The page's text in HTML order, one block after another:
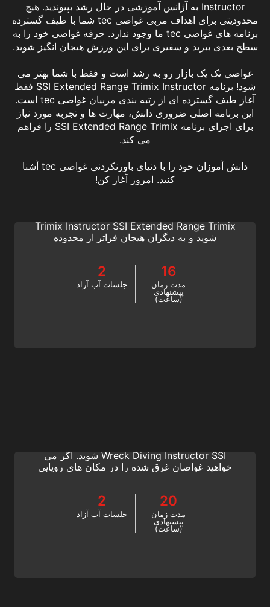
Instructor به آژانس آموزشی در حال رشد بپیوندید. هیچ
محدودیتی برای اهداف مربی غواصی tec شما با طیف گسترده
برنامه های غواصی tec ما وجود ندارد. حرفه غواصی خود را به
سطح بعدی ببرید و سفیری برای این ورزش هیجان انگیز شوید.
غواصی تک یک بازار رو به رشد است و فقط با شما بهتر می
شود! برنامه SSI Extended Range Trimix Instructor فقط
آغاز طیف گسترده ای از رتبه بندی مربیان غواصی tec است.
این برنامه اصلی ضروری دانش، مهارت ها و تجربه مورد نیاز
برای اجرای برنامه SSI Extended Range Trimix را فراهم
می کند.
دانش آموزان خود را با دنیای باورنکردنی غواصی tec آشنا
کنید. امروز آغاز کن!
Extended Range Trimix Instructor
Trimix Instructor SSI Extended Range Trimix
شوید و به دیگران هیجان فراتر از محدوده
16
مدت زمان
پیشنهادی
(ساعت)
2
جلسات آب آزاد
Wreck Diving Instructor SSI شوید. اگر می
خواهید غواصان غرق شده را در مکان های رویایی
امروز شروع کنید!
20
مدت زمان
پیشنهادی
(ساعت)
2
جلسات آب آزاد